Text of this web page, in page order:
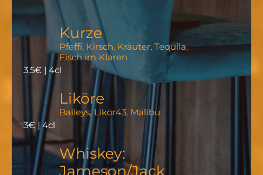
Kurze
Pfeffi, Kirsch, Kräuter, Tequila,
Fisch im Klaren
3,5€ | 4cl
Liköre
Baileys, Likör43, Malibu
3€ | 4cl
Whiskey:
Jameson/Jack